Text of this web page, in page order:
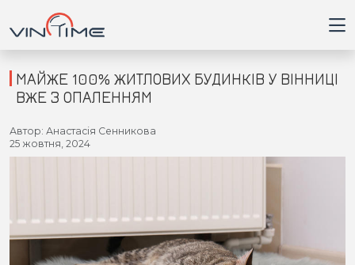
Головна
Кримінал
МАЙЖЕ 100% ЖИТЛОВИХ БУДИНКІВ У ВІННИЦІ
ВЖЕ З ОПАЛЕННЯМ
Автор: Анастасія Сенникова
25 жовтня, 2024